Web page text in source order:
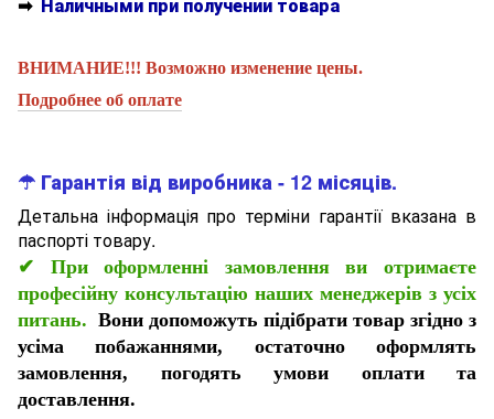
➡ Наличными при получении товара
ВНИМАНИЕ!!! Возможно изменение цены.
Подробнее об оплате
☂ Гарантія від виробника - 12 місяців.
Детальна інформація про терміни гарантії вказана в
паспорті товару.
✔ При оформленні замовлення ви отримаєте
професійну консультацію наших менеджерів з усіх
питань. Вони допоможуть підібрати товар згідно з
усіма побажаннями, остаточно оформлять
замовлення, погодять умови оплати та
доставлення.